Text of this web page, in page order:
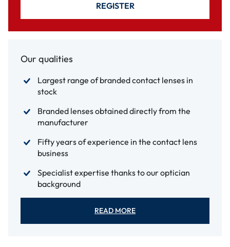
REGISTER
Our qualities
Largest range of branded contact lenses in
stock
Branded lenses obtained directly from the
manufacturer
Fifty years of experience in the contact lens
business
Specialist expertise thanks to our optician
background
READ MORE